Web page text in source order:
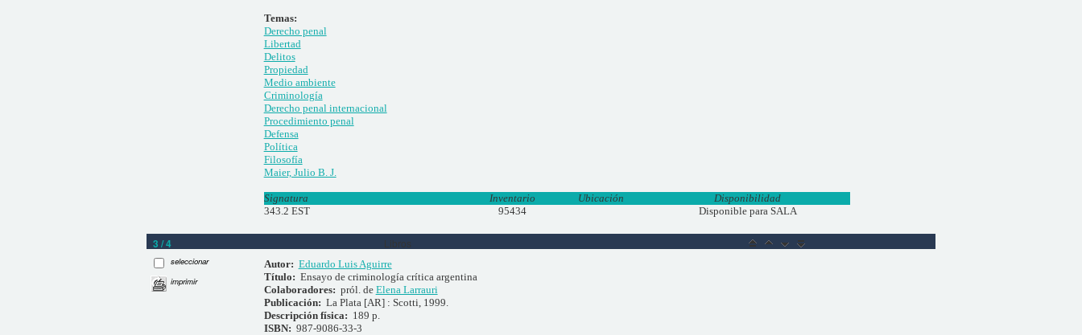
Temas:
Derecho penal
Libertad
Delitos
Propiedad
Medio ambiente
Criminología
Derecho penal internacional
Procedimiento penal
Defensa
Política
Filosofía
Maier, Julio B. J.
Signatura Inventario Ubicación
Disponibilidad
343.2 EST
95434 Disponible para SALA
3 / 4 Libros
seleccionar
imprimir
Autor: Eduardo Luis Aguirre
Título: Ensayo de criminología crítica argentina
Colaboradores: pról. de Elena Larrauri
Publicación: La Plata [AR] : Scotti, 1999.
Descripción física: 189 p.
ISBN: 987-9086-33-3